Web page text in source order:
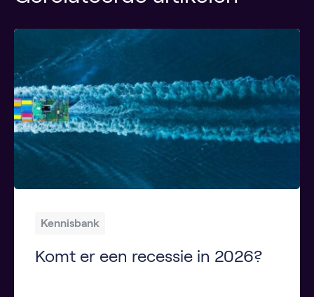
Kennisbank
Komt er een recessie in 2026?